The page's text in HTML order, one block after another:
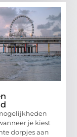
je kiest
dorpjes aan